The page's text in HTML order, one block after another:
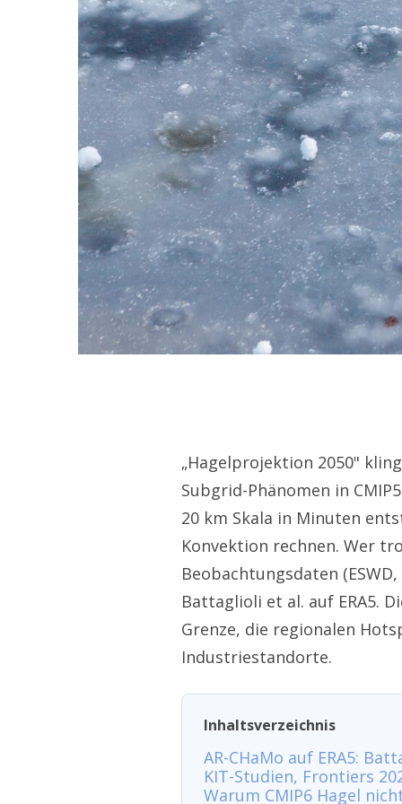
„Hagelprojektion 2050"
Subgrid-Phänomen in
20 km Skala in Minuten
Konvektion rechnen. Wer
Beobachtungsdaten
Battaglioli et al. auf ERA5.
Grenze, die regionalen
Industriestandorte.
Inhaltsverzeichnis
AR-CHaMo auf ERA5:
KIT-Studien, Frontiers
Warum CMIP6 Hagel